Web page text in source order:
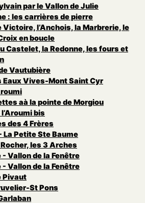
par le Vallon de Julie
: les carrières de pierre
Victoire, l’Anchois, la Marbrerie, le
en boucle
Castelet, la Redonne, les fours et
Vautubière
Eaux Vives-Mont Saint Cyr
aà la pointe de Morgiou
bis
des 4 Frères
La Petite Ste Baume
les 3 Arches
- Vallon de la Fenêtre
- Vallon de la Fenêtre
Pivaut
St Pons